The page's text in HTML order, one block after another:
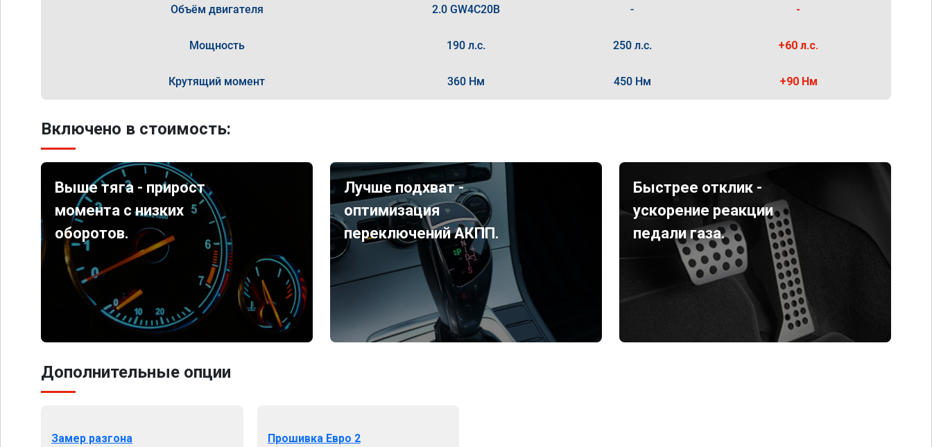
Объём двигателя 2.0 GW4C20B - -
Мощность 190 л.с. 250 л.с. +60 л.с.
Крутящий момент 360 Нм 450 Нм +90 Нм
Включено в стоимость:
Выше тяга - прирост
момента с низких
оборотов.
Лучше подхват -
оптимизация
переключений АКПП.
Быстрее отклик -
ускорение реакции
педали газа.
Дополнительные опции
Замер разгона Прошивка Евро 2